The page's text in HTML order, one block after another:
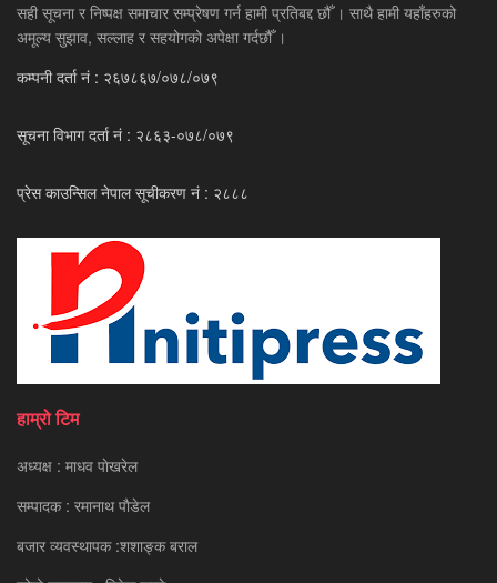
सही सूचना र निष्पक्ष समाचार सम्प्रेषण गर्न हामी प्रतिबद्द छौँ । साथै हामी यहाँहरुको
अमूल्य सुझाव, सल्लाह र सहयोगको अपेक्षा गर्दछौँ ।
कम्पनी दर्ता नं : २६७८६७/०७८/०७९
सूचना विभाग दर्ता नं : २८६३-०७८/०७९
प्रेस काउन्सिल नेपाल सूचीकरण नं : २८८८
हाम्रो टिम
अध्यक्ष : माधव पाेखरेल
सम्पादक : रमानाथ पाैडेल
बजार व्यवस्थापक :शशाङ्क बराल